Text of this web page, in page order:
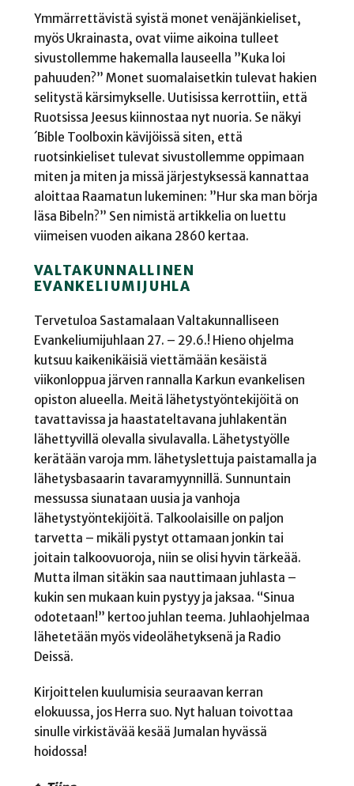
Ymmärrettävistä syistä monet venäjänkieliset,
myös Ukrainasta, ovat viime aikoina tulleet
sivustollemme hakemalla lauseella ”Kuka loi
pahuuden?” Monet suomalaisetkin tulevat hakien
selitystä kärsimykselle. Uutisissa kerrottiin, että
Ruotsissa Jeesus kiinnostaa nyt nuoria. Se näkyi
´Bible Toolboxin kävijöissä siten, että
ruotsinkieliset tulevat sivustollemme oppimaan
miten ja miten ja missä järjestyksessä kannattaa
aloittaa Raamatun lukeminen: ”Hur ska man börja
läsa Bibeln?” Sen nimistä artikkelia on luettu
viimeisen vuoden aikana 2860 kertaa.
VALTAKUNNALLINEN
EVANKELIUMIJUHLA
Tervetuloa Sastamalaan Valtakunnalliseen
Evankeliumijuhlaan 27. – 29.6.! Hieno ohjelma
kutsuu kaikenikäisiä viettämään kesäistä
viikonloppua järven rannalla Karkun evankelisen
opiston alueella. Meitä lähetystyöntekijöitä on
tavattavissa ja haastateltavana juhlakentän
lähettyvillä olevalla sivulavalla. Lähetystyölle
kerätään varoja mm. lähetyslettuja paistamalla ja
lähetysbasaarin tavaramyynnillä. Sunnuntain
messussa siunataan uusia ja vanhoja
lähetystyöntekijöitä. Talkoolaisille on paljon
tarvetta – mikäli pystyt ottamaan jonkin tai
joitain talkoovuoroja, niin se olisi hyvin tärkeää.
Mutta ilman sitäkin saa nauttimaan juhlasta –
kukin sen mukaan kuin pystyy ja jaksaa. “Sinua
odotetaan!” kertoo juhlan teema. Juhlaohjelmaa
lähetetään myös videolähetyksenä ja Radio
Deissä.
Kirjoittelen kuulumisia seuraavan kerran
elokuussa, jos Herra suo. Nyt haluan toivottaa
sinulle virkistävää kesää Jumalan hyvässä
hoidossa!